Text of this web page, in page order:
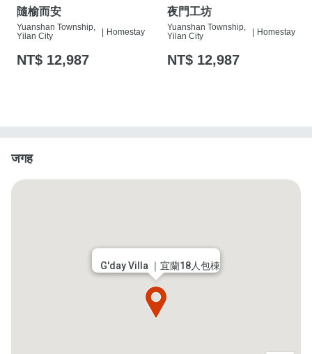
隨榆而安
Yuanshan Township,
Yilan City
| Homestay
NT$ 12,987
夜門工坊
Yuanshan Township,
Yilan City
| Homestay
NT$ 12,987
जगह
G'day Villa ｜宜蘭18人包棟